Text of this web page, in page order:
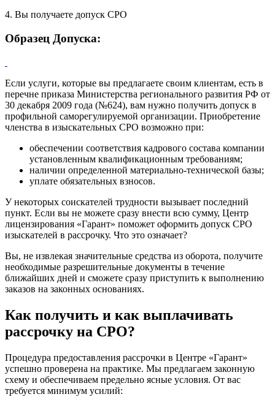
4. Вы получаете допуск СРО
Образец Допуска:
Если услуги, которые вы предлагаете своим клиентам, есть в
перечне приказа Министерства регионального развития РФ от
30 декабря 2009 года (№624), вам нужно получить допуск в
профильной саморегулируемой организации. Приобретение
членства в изыскательных СРО возможно при:
обеспечении соответствия кадрового состава компании
установленным квалификационным требованиям;
наличии определенной материально-технической базы;
уплате обязательных взносов.
У некоторых соискателей трудности вызывает последний
пункт. Если вы не можете сразу внести всю сумму, Центр
лицензирования «Гарант» поможет оформить допуск СРО
изыскателей в рассрочку. Что это означает?
Вы, не извлекая значительные средства из оборота, получите
необходимые разрешительные документы в течение
ближайших дней и сможете сразу приступить к выполнению
заказов на законных основаниях.
Как получить и как выплачивать
рассрочку на СРО?
Процедура предоставления рассрочки в Центре «Гарант»
успешно проверена на практике. Мы предлагаем законную
схему и обеспечиваем предельно ясные условия. От вас
требуется минимум усилий: